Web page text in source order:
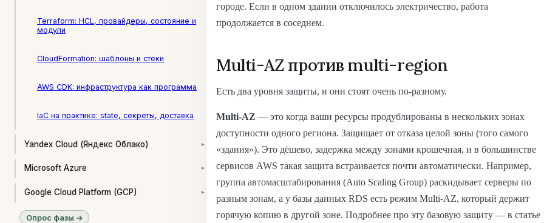
Terraform: HCL, провайдеры, состояние и
модули
CloudFormation: шаблоны и стеки
AWS CDK: инфраструктура как программа
IaC на практике: state, секреты, доставка
Yandex Cloud (Яндекс Облако) ▾
Microsoft Azure ▾
Google Cloud Platform (GCP) ▾
Опрос фазы →
городе. Если в одном здании отключилось электричество, работа
продолжается в соседнем.
Multi-AZ против multi-region
Есть два уровня защиты, и они стоят очень по-разному.
Multi-AZ — это когда ваши ресурсы продублированы в нескольких зонах
доступности одного региона. Защищает от отказа целой зоны (того самого
«здания»). Это дёшево, задержка между зонами крошечная, и в большинстве
сервисов AWS такая защита встраивается почти автоматически. Например,
группа автомасштабирования (Auto Scaling Group) раскидывает серверы по
разным зонам, а у базы данных RDS есть режим Multi-AZ, который держит
горячую копию в другой зоне. Подробнее про эту базовую защиту — в статье